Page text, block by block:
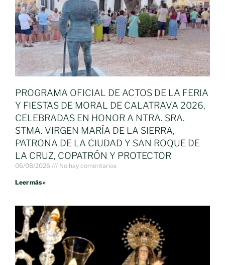
PROGRAMA OFICIAL DE ACTOS DE LA FERIA
Y FIESTAS DE MORAL DE CALATRAVA 2026,
CELEBRADAS EN HONOR A NTRA. SRA.
STMA. VIRGEN MARÍA DE LA SIERRA,
PATRONA DE LA CIUDAD Y SAN ROQUE DE
LA CRUZ, COPATRÓN Y PROTECTOR
06/08/2026 No hay comentarios
Leer más »